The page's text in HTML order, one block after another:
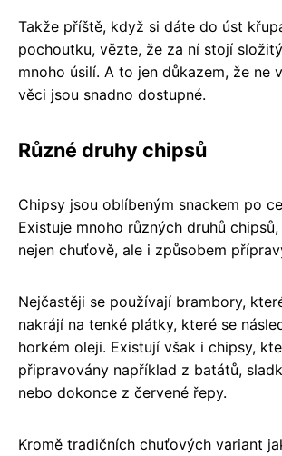
Takže příště, když si dáte do úst
pochoutku, vězte, že za ní stojí
mnoho úsilí. A to jen důkazem, že ne
věci jsou snadno dostupné.
Různé druhy chipsů
Chipsy jsou oblíbeným snackem po
Existuje mnoho různých druhů
nejen chuťově, ale i způsobem
Nejčastěji se používají brambory,
nakrájí na tenké plátky, které se
horkém oleji. Existují však i chipsy,
připravovány například z batátů,
nebo dokonce z červené řepy.
Kromě tradičních chuťových variant